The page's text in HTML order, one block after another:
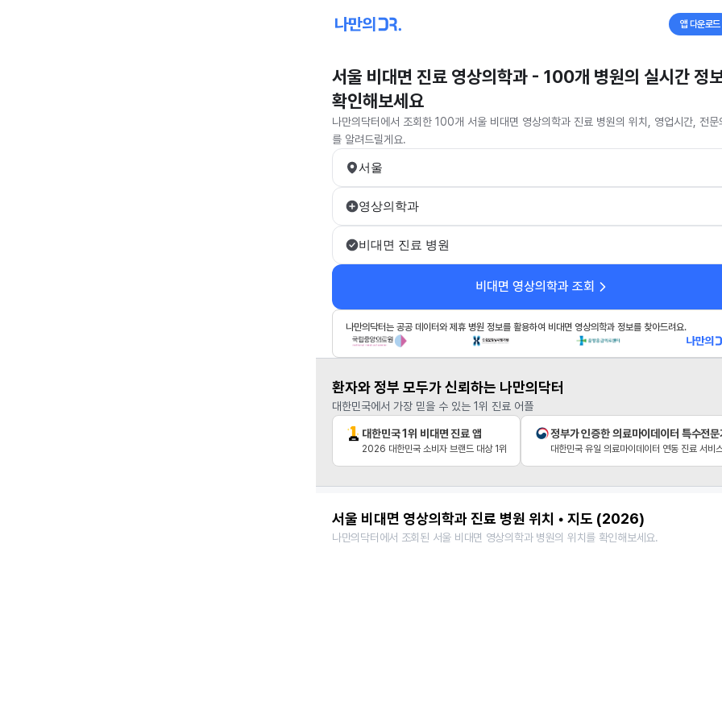
앱 다운로드
서울 비대면 진료 영상의학과 - 100개 병원의 실시간 정
확인해보세요
나만의닥터에서 조회한 100개 서울 비대면 영상의학과 진료 병원의 위치, 영업시간, 전문
를 알려드릴게요.
서울
영상의학과
비대면 진료 병원
비대면 영상의학과 조회
나만의닥터는 공공 데이터와 제휴 병원 정보를 활용하여 비대면 영상의학과 정보를 찾아드려요.
환자와 정부 모두가 신뢰하는 나만의닥터
대한민국에서 가장 믿을 수 있는 1위 진료 어플
대한민국 1위 비대면 진료 앱
2026 대한민국 소비자 브랜드 대상 1위
정부가 인증한 의료마이데이터 특수전
대한민국 유일 의료마이데이터 연동 진료 서비
서울 비대면 영상의학과 진료 병원 위치 • 지도 (2026)
나만의닥터에서 조회된 서울 비대면 영상의학과 병원의 위치를 확인해보세요.